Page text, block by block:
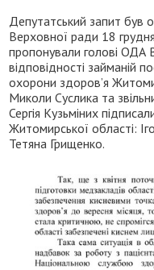
Депутатський запит був
Верховної ради 18
пропонували голові ОДА
відповідності займаній
охорони здоров’я
Миколи Суслика та
Сергія Кузьміних
Житомирської області:
Тетяна Грищенко.